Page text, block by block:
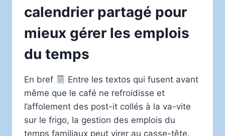
calendrier partagé pour
mieux gérer les emplois
du temps
En bref
Entre les textos qui fusent avant
même que le café ne refroidisse et
l’affolement des post-it collés à la va-vite
sur le frigo, la gestion des emplois du
temps familiaux peut virer au casse-tête.